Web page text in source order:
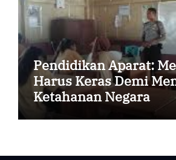
Pendidikan Aparat:
Harus Keras Demi
Ketahanan Negara